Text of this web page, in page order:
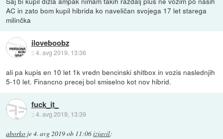
AC in zato bom kupil hibrida ko naveličan svojega 17 let starega
milinčka
iloveboobz
::4. avg 2019, 13:36
ali pa kupis en 10 let 1k vredn bencinski shitbox in vozis naslednjih
5-10 let. Financno precej bol smiselno kot nov hibrid.
fuck_it_
::4. avg 2019, 13:39
aborko je4. avg 2019 ob 11:06izjavil: